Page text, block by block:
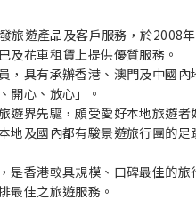
旅遊產品及客戶服務，於2008
及花車租賃上提供優質服務。
，具有承辦香港、澳門及中國
開心、放心」。
遊界先驅，頗受愛好本地旅遊
地及國內都有駿景遊旅行團的
是香港較具規模、口碑最佳的
最佳之旅遊服務。